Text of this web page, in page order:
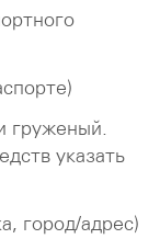
груженый.
указать
город/адрес)